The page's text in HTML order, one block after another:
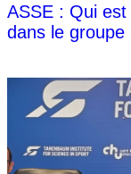
ASSE : Qui
dans le groupe